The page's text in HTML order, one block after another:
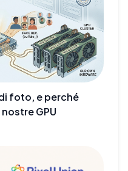
foto, e perché
GPU